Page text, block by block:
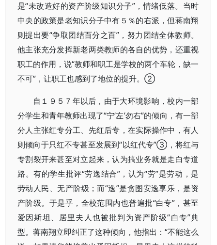
是“未改造好的资产阶级知识分子”，情绪低落。当时
中央的政策是老知识分子中有５％的右派，但蒋南翔
则提出要“争取团结百分之百”，努力团结全体教师。
他主张充分发挥新老两类教师的各自的优势，还重视
职工的作用，说“教师和职工是学校的两个车轮，缺一
不可”，让职工也感到了地位的提升。②
自１９５７年以后，由于大环境影响，校内一部
分学生和青年教师出现了“宁‘左’勿右”的倾向，有一部
分人主张红专分工、先红后专，在实际操作中，有人
则倾向于只红不专甚至发展到“以红代专”③，将红与
专割裂开来甚至对立起来，认为搞业务就是走白专道
路。有的学生批评“劳逸结合”，认为“劳”是劳动，是
劳动人民、无产阶级；而“逸”是贪图安逸享乐，是资
产阶级。于是乎，全校范围内也普遍批“白专”，甚至
爱因斯坦、居里夫人也被批判为资产阶级“白专”典
型。蒋南翔立即纠正了这种倾向，他指出：“不能这么